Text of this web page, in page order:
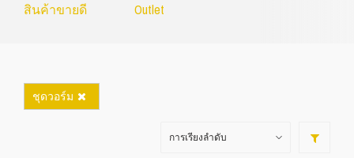
สินค้าขายดี
Outlet
ชุดวอร์ม